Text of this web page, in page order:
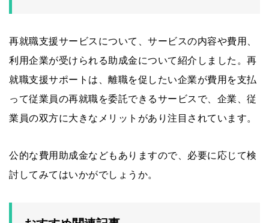
再就職支援サービスについて、サービスの内容や費用、
利用企業が受けられる助成金について紹介しました。再
就職支援サポートは、離職を促したい企業が費用を支払
って従業員の再就職を委託できるサービスで、企業、従
業員の双方に大きなメリットがあり注目されています。
公的な費用助成金などもありますので、必要に応じて検
討してみてはいかがでしょうか。